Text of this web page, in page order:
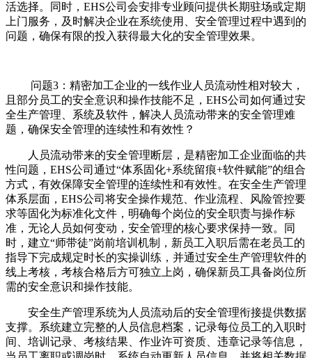
活选择。同时，EHS公司会安排专业顾问提供长期驻场或定期
上门服务，及时解决企业在系统使用、安全管理过程中遇到的
问题，确保有限的投入获得最大化的安全管理效果。
问题3：精密加工企业的一线作业人员流动性相对较大，
且部分员工的安全意识和操作技能不足，EHS公司如何通过安
全生产管理、系统及软件，解决人员流动带来的安全管理难
题，确保安全管理的连续性和有效性？
人员流动带来的安全管理断层，是精密加工企业面临的共
性问题，EHS公司通过“体系固化+系统留痕+软件赋能”的组合
方式，有效保障安全管理的连续性和有效性。在安全生产管理
体系层面，EHS公司将安全操作规范、作业流程、风险管控要
求等固化为标准化文件，明确每个岗位的安全职责与操作标
准，无论人员如何变动，安全管理的核心要求保持一致。同
时，建立“师带徒”岗前培训机制，新员工入职后需在老员工的
指导下完成规定时长的实操训练，并通过安全生产管理软件的
线上考核，考核合格后方可独立上岗，确保新员工具备岗位所
需的安全意识和操作技能。
安全生产管理系统为人员流动后的安全管理衔接提供数据
支撑。系统建立完整的人员信息档案，记录每位员工的入职时
间、培训记录、考核结果、作业许可资质、违章记录等信息，